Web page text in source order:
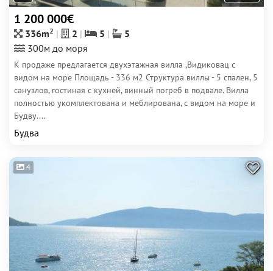
1 200 000€
336m2 2 5
5
300м до моря
К продаже предлагается двухэтажная вилла ,Видиковац с
видом на море Площадь - 336 м2 Структура виллы - 5 спален, 5
санузлов, гостиная с кухней, винный погреб в подвале. Вилла
полностью укомплектована и меблирована, с видом на море и
Будву....
Будва
4